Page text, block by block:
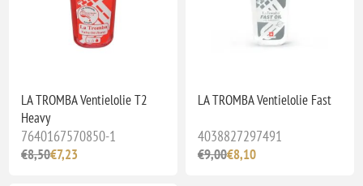
LA TROMBA Ventielolie T2
Heavy
7640167570850-1
€8,50€7,23
LA TROMBA Ventielolie Fast
4038827297491
€9,00€8,10